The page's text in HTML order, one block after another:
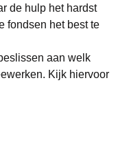
de hulp het hardst
fondsen het best te
aan welk
Kijk hiervoor